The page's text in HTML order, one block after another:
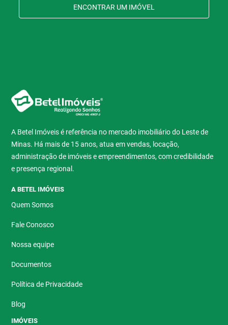
ENCONTRAR UM IMÓVEL
A Betel Imóveis é referência no mercado imobiliário do Leste de
Minas. Há mais de 15 anos, atua em vendas, locação,
administração de imóveis e empreendimentos, com credibilidade
e presença regional.
A BETEL IMÓVEIS
Quem Somos
Fale Conosco
Nossa equipe
Documentos
Política de Privacidade
Blog
IMÓVEIS